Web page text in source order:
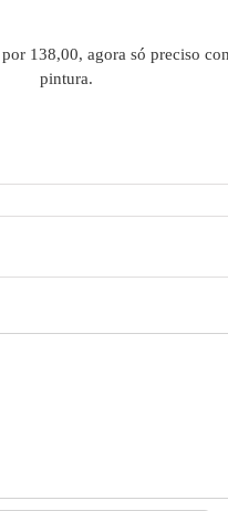
138,00, agora só preciso
pintura.